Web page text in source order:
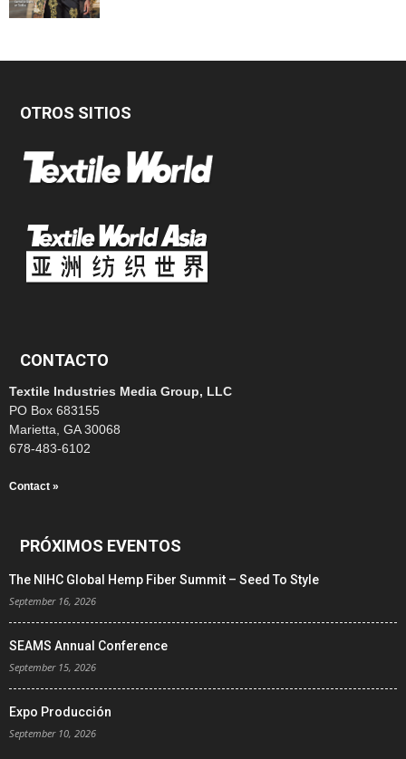
OTROS SITIOS
CONTACTO
Textile Industries Media Group, LLC
PO Box 683155
Marietta, GA 30068
678-483-6102
Contact »
PRÓXIMOS EVENTOS
The NIHC Global Hemp Fiber Summit – Seed To Style
September 16, 2026
SEAMS Annual Conference
September 15, 2026
Expo Producción
September 10, 2026